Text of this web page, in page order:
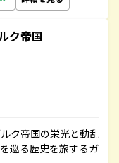
ク帝国
ク帝国の栄光と動乱
巡る歴史を旅するガ